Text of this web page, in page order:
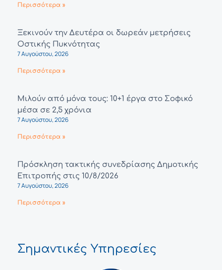
Περισσότερα »
Ξεκινούν την Δευτέρα οι δωρεάν μετρήσεις
Οστικής Πυκνότητας
7 Αυγούστου, 2026
Περισσότερα »
Μιλούν από μόνα τους: 10+1 έργα στο Σοφικό
μέσα σε 2,5 χρόνια
7 Αυγούστου, 2026
Περισσότερα »
Πρόσκληση τακτικής συνεδρίασης Δημοτικής
Επιτροπής στις 10/8/2026
7 Αυγούστου, 2026
Περισσότερα »
Σημαντικές Υπηρεσίες